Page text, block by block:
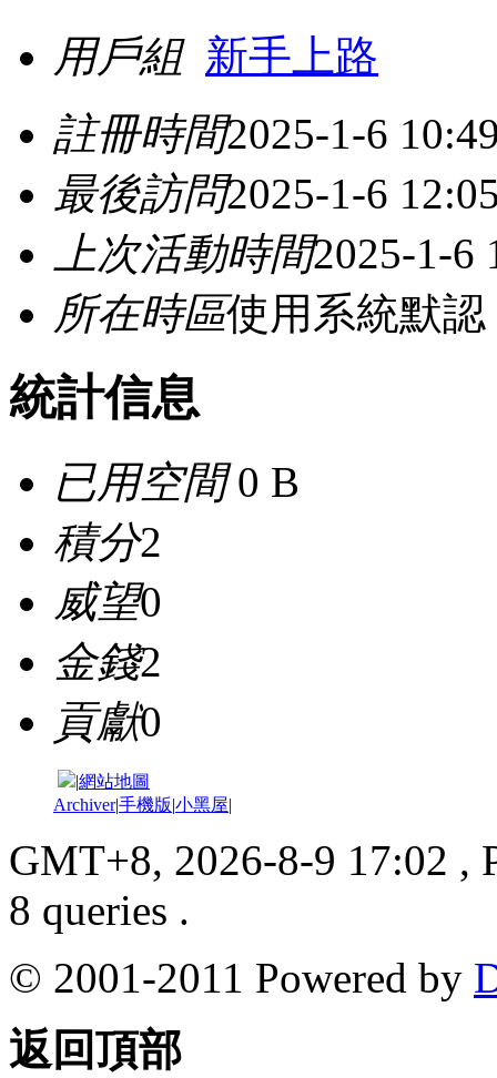
用戶組 新手上路
註冊時間2025-1-6
最後訪問2025-1-6
上次活動時間2025-1-6
所在時區使用系統默認
統計信息
已用空間0 B
積分2
威望0
金錢2
貢獻0
|網站地圖
Archiver|手機版|小黑屋|
GMT+8, 2026-8-9 17:02 ,
8 queries .
© 2001-2011 Powered by
返回頂部